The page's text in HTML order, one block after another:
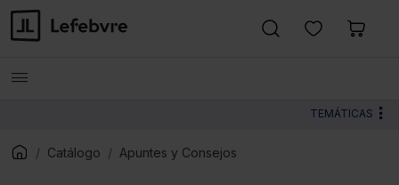
TEMÁTICAS
Catálogo Apuntes y Consejos